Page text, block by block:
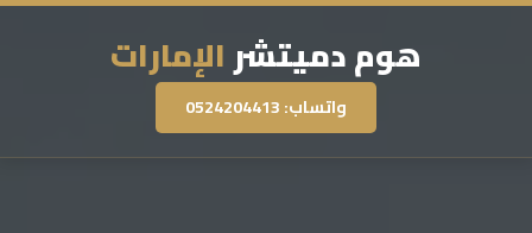
هوم دميتشرالإمارات
واتساب: 0524204413